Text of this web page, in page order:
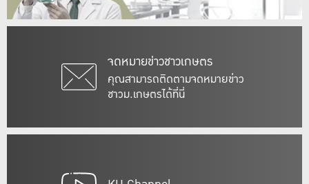
จดหมายข่าวชาวเกษตร
คุณสามารถติดตามจดหมายข่าว
ชาวม.เกษตรได้ที่นี่